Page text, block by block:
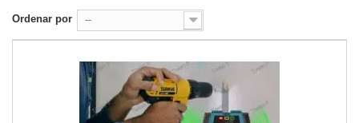
Ordenar por --